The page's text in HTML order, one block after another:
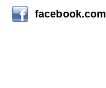
facebook.com